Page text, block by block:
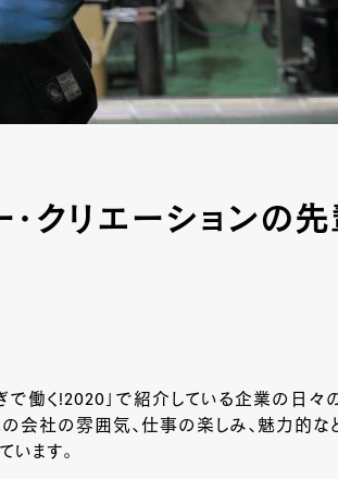
クリエーションの
で働く!2020 」で紹介している企業の日
会社の雰囲気、仕事の楽しみ、魅力的な
います。